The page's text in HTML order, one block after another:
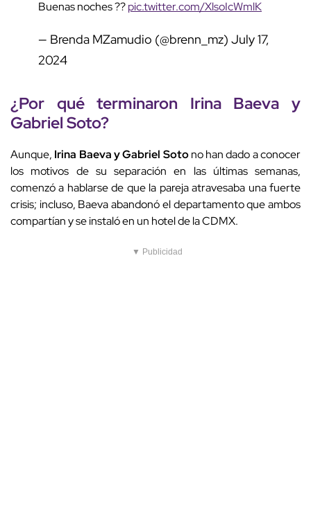
Buenas noches ??pic.twitter.com/XlsoIcWmlK
— Brenda MZamudio (@brenn_mz) July 17,
2024
¿Por qué terminaron Irina Baeva y
Gabriel Soto?
Aunque, Irina Baeva y Gabriel Sotono han dado a conocer
los motivos de su separación en las últimas semanas,
comenzó a hablarse de que la pareja atravesaba una fuerte
crisis; incluso, Baeva abandonó el departamento que ambos
compartían y se instaló en un hotel de la CDMX.
▼ Publicidad